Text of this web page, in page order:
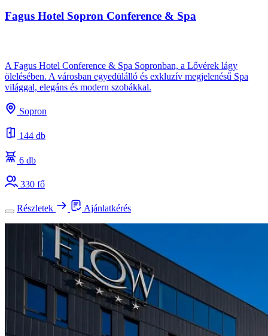
Fagus Hotel Sopron Conference & Spa
A Fagus Hotel Conference & Spa Sopronban, a Lővérek lágy
ölelésében. A városban egyedülálló és exkluzív megjelenésű Spa
világgal, elegáns és modern szobákkal.
Sopron
144 db
6 db
330 fő
Részletek Ajánlatkérés